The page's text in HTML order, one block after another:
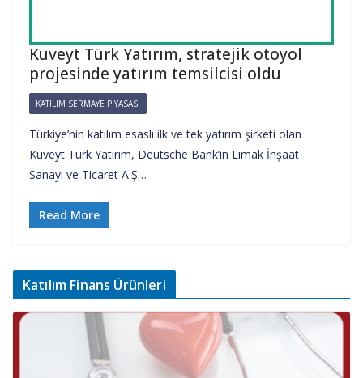
Kuveyt Türk Yatırım, stratejik otoyol
projesinde yatırım temsilcisi oldu
KATILIM SERMAYE PIYASASI
Türkiye’nin katılım esaslı ilk ve tek yatırım şirketi olan
Kuveyt Türk Yatırım, Deutsche Bank’ın Limak İnşaat
Sanayi ve Ticaret A.Ş…
Read More
Katılım Finans Ürünleri